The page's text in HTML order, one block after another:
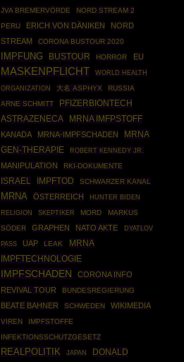
JVA BREMERVÖRDE
NORD STREAM 2
PERU
ERICH VON DÄNIKEN
NORD
STREAM
CORONA BUSTOUR 2020
IMPFUNG BUSTOUR HORROR EU
MASKENPFLICHT
WORLD HEALTH
ORGANIZATION
大名 ASPHYX
RUSSIA
ARNE SCHMITT
PFIZERBIONTECH
ASTRAZENECA
MRNA IMFPSTOFF
KANADA MRNA-IMPFSCHADEN
MRNA
GEN-THERAPIE
ROBERT KENNEDY JR.
MANIPULATION RKI-DOKUMENTE
ISRAEL IMPFTOD SCHWARZER KANAL
MRNA ÖSTERREICH HUNTER BIDEN
RELIGION SKEPTIKER MORD
MARKUS
SÖDER
GRAPHEN NATO AKTE DYATLOV
PASS UAP LEAK
MRNA
IMPFTECHNOLOGIE
IMPFSCHADEN
CORONA INFO
REVIVAL TOUR
BUNDESREGIERUNG
BEATE BAHNER SCHWEDEN WIKIMEDIA
VIREN
IMPFSTOFFE
INFEKTIONSSCHUTZGESETZ
REALPOLITIK JAPAN
DONALD